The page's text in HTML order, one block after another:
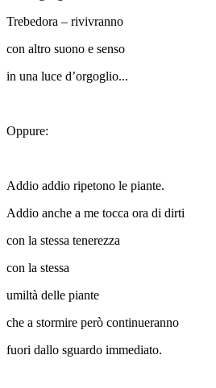
Trebedora – rivivranno
con altro suono e senso
in una luce d’orgoglio...
Oppure:
Addio addio ripetono le piante.
Addio anche a me tocca ora di dirti
con la stessa tenerezza
con la stessa
umiltà delle piante
che a stormire però continueranno
fuori dallo sguardo immediato.